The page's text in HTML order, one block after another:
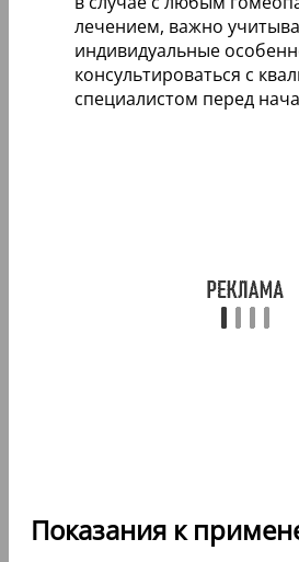
лечением, важно
индивидуальные
консультироваться с
специалистом перед
Показания к